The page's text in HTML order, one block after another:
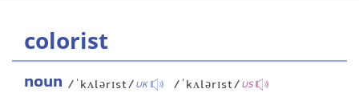
colorist
noun /ˈkʌlərɪst/UK /ˈkʌlərɪst/US